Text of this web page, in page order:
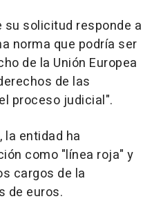
su solicitud responde a
norma que podría ser
de la Unión Europea
de las
proceso judicial".
la entidad ha
como "línea roja" y
cargos de la
de euros.